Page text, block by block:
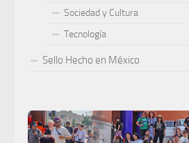
Sociedad y Cultura
Tecnología
Sello Hecho en México